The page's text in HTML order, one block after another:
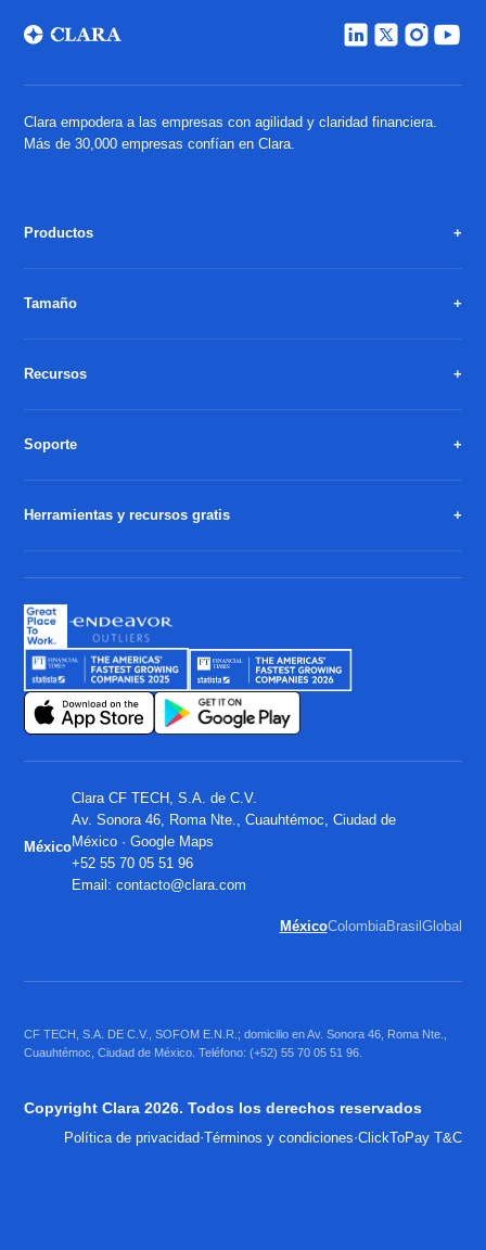
Clara empodera a las empresas con agilidad y claridad financiera.
Más de 30,000 empresas confían en Clara.
Productos
Tamaño
Recursos
Soporte
Herramientas y recursos gratis
México
Clara CF TECH, S.A. de C.V.
Av. Sonora 46, Roma Nte., Cuauhtémoc, Ciudad de
México ·Google Maps
+52 55 70 05 51 96
Email:contacto@clara.com
MéxicoColombiaBrasil Global
CF TECH, S.A. DE C.V., SOFOM E.N.R.; domicilio en Av. Sonora 46, Roma Nte.,
Cuauhtémoc, Ciudad de México. Teléfono: (+52) 55 70 05 51 96.
Copyright Clara 2026. Todos los derechos reservados
Política de privacidad·Términos y condiciones·ClickToPay T&C